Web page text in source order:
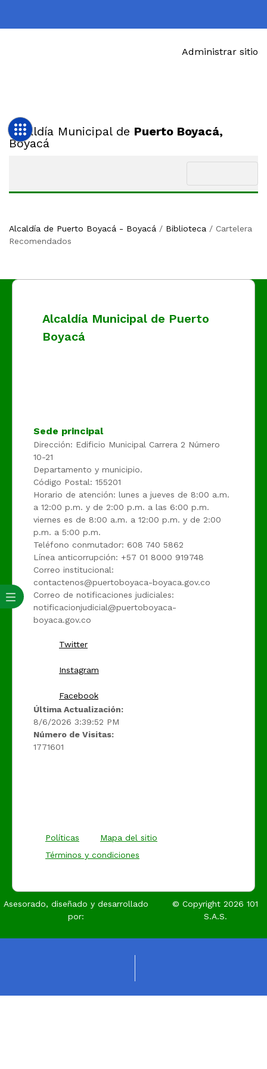
Administrar sitio
Alcaldía Municipal de Puerto Boyacá,
Boyacá
Alcaldía de Puerto Boyacá - Boyacá / Biblioteca / Cartelera
Recomendados
Alcaldía Municipal de Puerto
Boyacá
Sede principal
Dirección: Edificio Municipal Carrera 2 Número
10-21
Departamento y municipio.
Código Postal: 155201
Horario de atención: lunes a jueves de 8:00 a.m.
a 12:00 p.m. y de 2:00 p.m. a las 6:00 p.m.
viernes es de 8:00 a.m. a 12:00 p.m. y de 2:00
p.m. a 5:00 p.m.
Teléfono conmutador: 608 740 5862
Línea anticorrupción: +57 01 8000 919748
Correo institucional:
contactenos@puertoboyaca-boyaca.gov.co
Correo de notificaciones judiciales:
notificacionjudicial@puertoboyaca-
boyaca.gov.co
Twitter
Instagram
Facebook
Última Actualización:
8/6/2026 3:39:52 PM
Número de Visitas:
1771601
Políticas
Mapa del sitio
Términos y condiciones
Asesorado, diseñado y desarrollado
por:
© Copyright2026 101
S.A.S.